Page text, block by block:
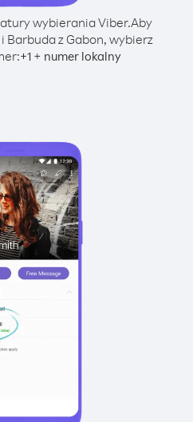
wybierania Viber.Aby
Barbuda z Gabon, wybierz
+1+ numer lokalny